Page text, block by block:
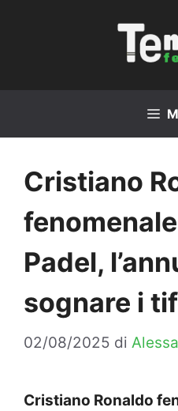
Cristiano
Padel,
sognare i
02/08/2025 di
Cristiano Ronaldo